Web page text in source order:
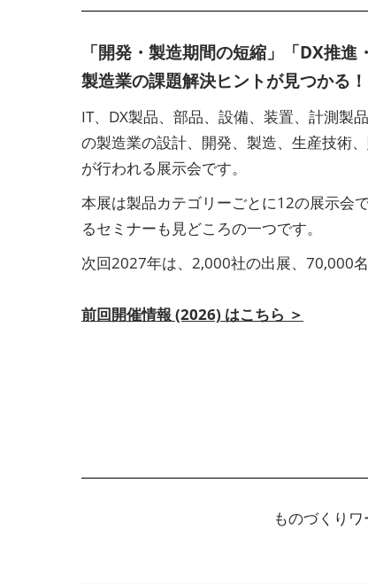
「開発・製造期間の短縮」「DX推進
製造業の課題解決ヒントが見つかる！
IT、DX製品、部品、設備、装置、計測製
の製造業の設計、開発、製造、生産技術
が行われる展示会です。
本展は製品カテゴリーごとに12の展示会
るセミナーも見どころの一つです。
次回2027年は、2,000社の出展、70,000
前回開催情報 (2026) はこちら ＞
ものづくり